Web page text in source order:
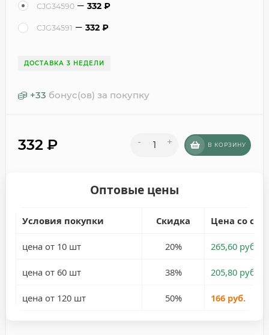
CJG34590 332 ₽
CJG34591 332 ₽
ДОСТАВКА 3 НЕДЕЛИ
+33 бонус(ов) за покупку
332 ₽ - + В КОРЗИНУ
Оптовые цены
Условия покупки Скидка Цена со
цена от 10 шт 20% 265,60 руб.
цена от 60 шт 38% 205,80 руб.
цена от 120 шт 50% 166 руб.